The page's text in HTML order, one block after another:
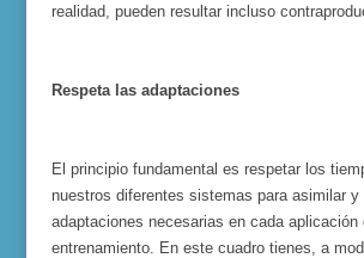
realidad, pueden resultar incluso
Respeta las adaptaciones
El principio fundamental es respetar los
nuestros diferentes sistemas para asimilar y
adaptaciones necesarias en cada aplicación
entrenamiento. En este cuadro tienes, a